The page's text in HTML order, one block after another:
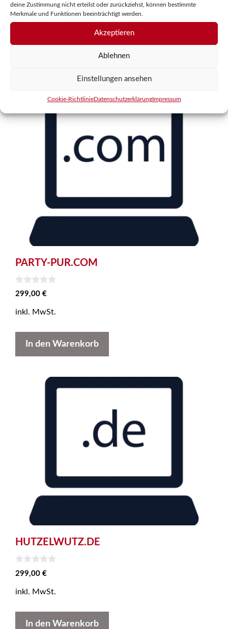
deine Zustimmung nicht erteilst oder zurückziehst, können bestimmte
Merkmale und Funktionen beeinträchtigt werden.
Akzeptieren
Ablehnen
Einstellungen ansehen
Cookie-RichtlinieDatenschutzerklärungImpressum
0
499,00€
PARTY-PUR.COM
0
v
n
299,00 €
inkl. MwSt.
In den Warenkorb
HUTZELWUTZ.DE
0
v
n
299,00 €
inkl. MwSt.
In den Warenkorb